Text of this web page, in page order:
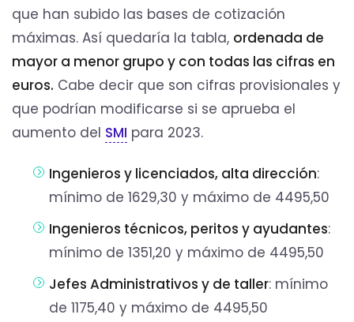
que han subido las bases de cotización
máximas. Así quedaría la tabla, ordenada de
mayor a menor grupo y con todas las cifras en
euros. Cabe decir que son cifras provisionales y
que podrían modificarse si se aprueba el
aumento del SMI para 2023.
Ingenieros y licenciados, alta dirección:
mínimo de 1629,30 y máximo de 4495,50
Ingenieros técnicos, peritos y ayudantes:
mínimo de 1351,20 y máximo de 4495,50
Jefes Administrativos y de taller: mínimo
de 1175,40 y máximo de 4495,50